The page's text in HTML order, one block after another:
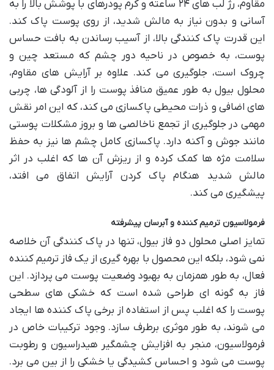
مقاوم، رژ لب های ۲۴ ساعته و کرم پودرهای با پوشش بالا را به
آسانی و بدون نیاز به مالش شدید، از روی پوست پاک کند.
این قدرت پاک کنندگی بالا، از آسیب رساندن به بافت حساس
پوست، به خصوص در ناحیه دور چشم که مستعد چین و
چروک است، جلوگیری می کند. علاوه بر آرایش های مقاوم،
محلول بیول به طور عمیق منافذ پوست را از آلودگی ها، چربی
های اضافی و ذرات محیطی پاکسازی می کند، که این امر نقش
مهمی در جلوگیری از تجمع ناخالصی ها و بروز مشکلات پوستی
مانند جوش و آکنه دارد. پاکسازی کامل چشم ها نیز به حفظ
سلامت مژه ها کمک کرده و از ریزش آن ها که اغلب در اثر
مالش شدید هنگام پاک کردن آرایش اتفاق می افتد،
پیشگیری می کند.
فرمولاسیون ترمیم کننده و آبرسان پیشرفته
تمایز اصلی محلول دو فاز بیول، تنها در پاک کنندگی آن خلاصه
نمی شود، بلکه این محصول با بهره گیری از یک فاز ترمیم کننده
فعال، به طور همزمان به بهبود وضعیت پوست می پردازد. این
فاز به گونه ای طراحی شده است که خشکی های سطحی
پوست را که اغلب پس از استفاده از برخی پاک کننده ها ایجاد
می شوند، به طور موثری برطرف سازد. وجود ترکیبات خاص در
فرمولاسیون، منجر به افزایش چشمگیر هیدراسیون و رطوبت
پوست می شود و احساس کشیدگی یا خشکی را از بین می برد.